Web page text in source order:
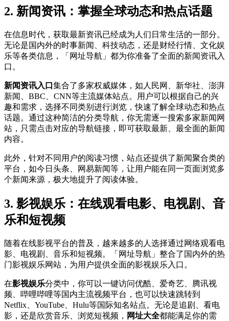
2. 新闻资讯：掌握全球动态和热点话题
在信息时代，获取最新资讯已经成为人们日常生活的一部分。
无论是国内外的时事新闻、科技动态，还是财经行情、文化娱
乐等各类信息，「网址导航」都为你准备了全面的新闻资讯入
口。
新闻资讯入口 集合了多家权威媒体，如人民网、新华社、澎湃
新闻、BBC、CNN等主流媒体站点。用户可以根据自己的兴
趣和需求，选择不同类别进行浏览，快速了解全球动态和热点
话题。通过这种简洁的分类导航，你无需逐一搜索多家新闻网
站，只需点击对应的导航链接，即可获取最新、最全面的新闻
内容。
此外，针对不同用户的阅读习惯，站点还提供了新闻聚合类的
平台，如今日头条、网易新闻等，让用户能在同一页面浏览多
个新闻来源，极大地提升了阅读体验。
3. 影视娱乐：在线观看电影、电视剧、音
乐和短视频
随着在线影视平台的普及，越来越多的人选择通过网络观看电
影、电视剧、音乐和短视频。「网址导航」整合了国内外的热
门影视娱乐网站，为用户提供全面的影视娱乐入口。
在影视娱乐分类中，你可以一键访问优酷、爱奇艺、腾讯视
频、哔哩哔哩等国内主流视频平台，也可以快速跳转到
Netflix、YouTube、Hulu等国际知名站点。无论是追剧、看电
影，还是欣赏音乐、浏览短视频， 网址大全都能满足你的需